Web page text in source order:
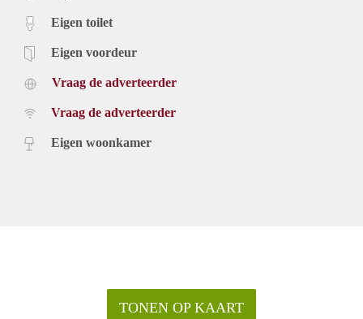
Eigen toilet
Eigen voordeur
Vraag de adverteerder
Vraag de adverteerder
Eigen woonkamer
TONEN OP KAART